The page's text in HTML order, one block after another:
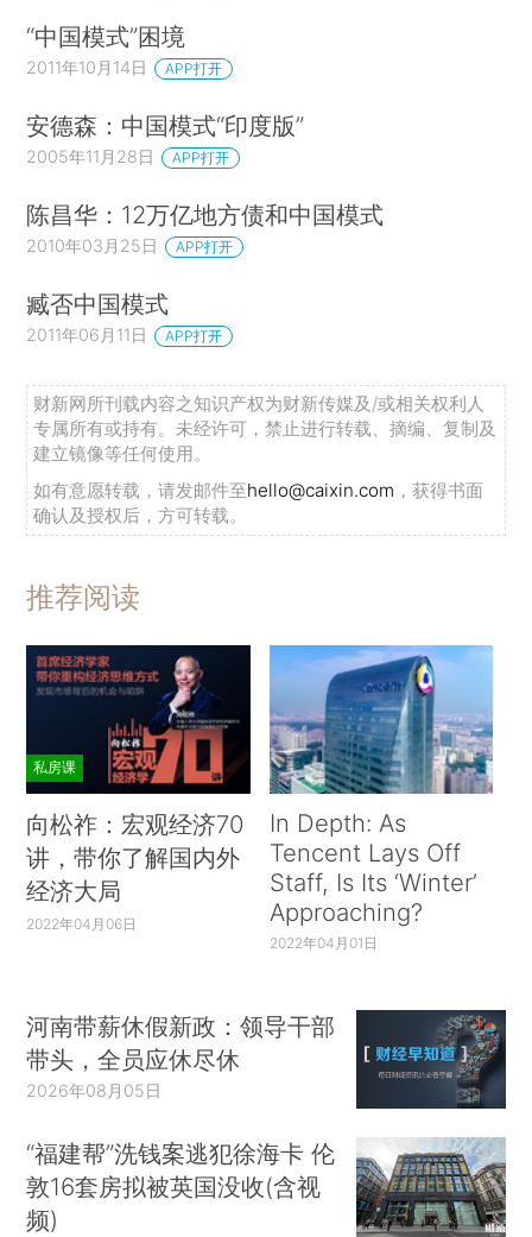
“中国模式”困境
2011年10月14日 APP打开
安德森：中国模式“印度版”
2005年11月28日 APP打开
陈昌华：12万亿地方债和中国模式
2010年03月25日 APP打开
臧否中国模式
2011年06月11日 APP打开
财新网所刊载内容之知识产权为财新传媒及/或相关权利人
专属所有或持有。未经许可，禁止进行转载、摘编、复制及
建立镜像等任何使用。
如有意愿转载，请发邮件至hello@caixin.com ，获得书面
确认及授权后，方可转载。
推荐阅读
私房课
向松祚：宏观经济70
讲，带你了解国内外
经济大局
2022年04月06日
In Depth: As
Tencent Lays Off
Staff, Is Its ‘Winter’
Approaching?
2022年04月01日
河南带薪休假新政：领导干部
带头，全员应休尽休
2026年08月05日
“福建帮”洗钱案逃犯徐海卡 伦
敦16套房拟被英国没收(含视
频)